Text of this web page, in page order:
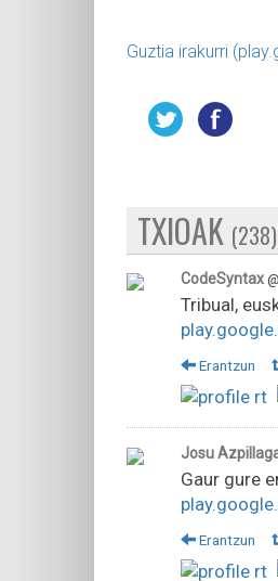
Guztia irakurri
TXIOAK
CodeSyntax
Tribual,
Erantzun
Josu
Gaur gure
Erantzun